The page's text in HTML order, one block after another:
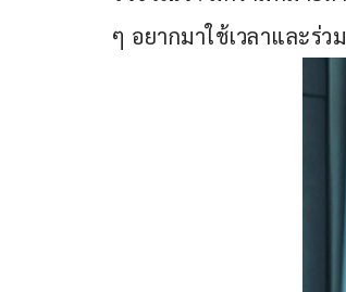
ๆ อยากมาใช้เวลาและร่